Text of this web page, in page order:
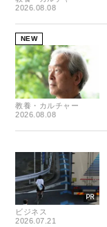
2026.08.08
NEW
教養・カルチャー
2026.08.08
ビジネス
2026.07.21